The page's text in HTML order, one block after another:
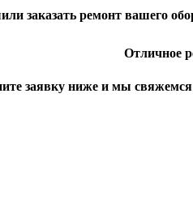
заказать ремонт вашего
Отличное
заявку ниже и мы